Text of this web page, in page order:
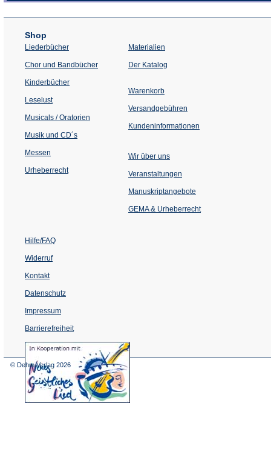
Shop
Liederbücher
Chor und Bandbücher
Kinderbücher
Leselust
Musicals / Oratorien
Musik und CD´s
Messen
Urheberrecht
Materialien
Der Katalog
Warenkorb
Versandgebühren
Kundeninformationen
Wir über uns
Veranstaltungen
einem
Tab)
Manuskriptangebote
GEMA & Urheberrecht
Hilfe/FAQ
Widerruf
Kontakt
Datenschutz
Impressum
Barrierefreiheit
(Öffnet
in
© Dehm Verlag 2026